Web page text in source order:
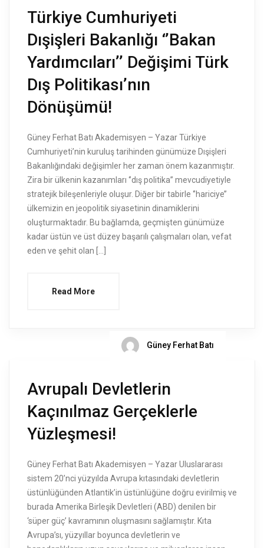
Türkiye Cumhuriyeti
Dışişleri Bakanlığı ‘’Bakan
Yardımcıları’’ Değişimi Türk
Dış Politikası’nın
Dönüşümü!
Güney Ferhat Batı Akademisyen – Yazar Türkiye
Cumhuriyeti’nin kuruluş tarihinden günümüze Dışişleri
Bakanlığındaki değişimler her zaman önem kazanmıştır.
Zira bir ülkenin kazanımları ‘’dış politika’’ mevcudiyetiyle
stratejik bileşenleriyle oluşur. Diğer bir tabirle ‘’hariciye’’
ülkemizin en jeopolitik siyasetinin dinamiklerini
oluşturmaktadır. Bu bağlamda, geçmişten günümüze
kadar üstün ve üst düzey başarılı çalışmaları olan, vefat
eden ve şehit olan […]
Read More
Güney Ferhat Batı
Avrupalı Devletlerin
Kaçınılmaz Gerçeklerle
Yüzleşmesi!
Güney Ferhat Batı Akademisyen – Yazar Uluslararası
sistem 20’nci yüzyılda Avrupa kıtasındaki devletlerin
üstünlüğünden Atlantik’in üstünlüğüne doğru evirilmiş ve
burada Amerika Birleşik Devletleri (ABD) denilen bir
‘süper güç’ kavramının oluşmasını sağlamıştır. Kıta
Avrupa’sı, yüzyıllar boyunca devletlerin ve